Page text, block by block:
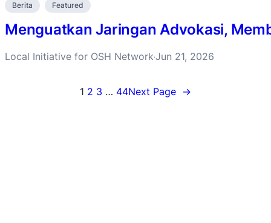
Berita Featured
Menguatkan Jaringan Advokasi,
Local Initiative for OSH Network·Jun 21, 2026
1 2 3 … 44Next Page →